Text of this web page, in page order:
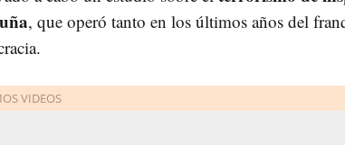
, que operó tanto en los últimos años del